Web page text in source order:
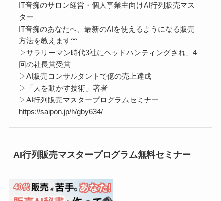
IT音痴のサロン経営・個人事業主向けAI行列販売マス
ター
IT音痴のあなたへ、最新のAIを使えるようになる販売
方法を教えます^^
▷サラリーマン時代3社にヘッドハンティングされ、4
回の社長賞受賞
▷AI販売コンサルタントで億の売上達成
▷「人を動かす技術」著者
▷AI行列販売マスタープログラムセミナー
https://saipon.jp/h/gby634/
AI行列販売マスタープログラム無料セミナー